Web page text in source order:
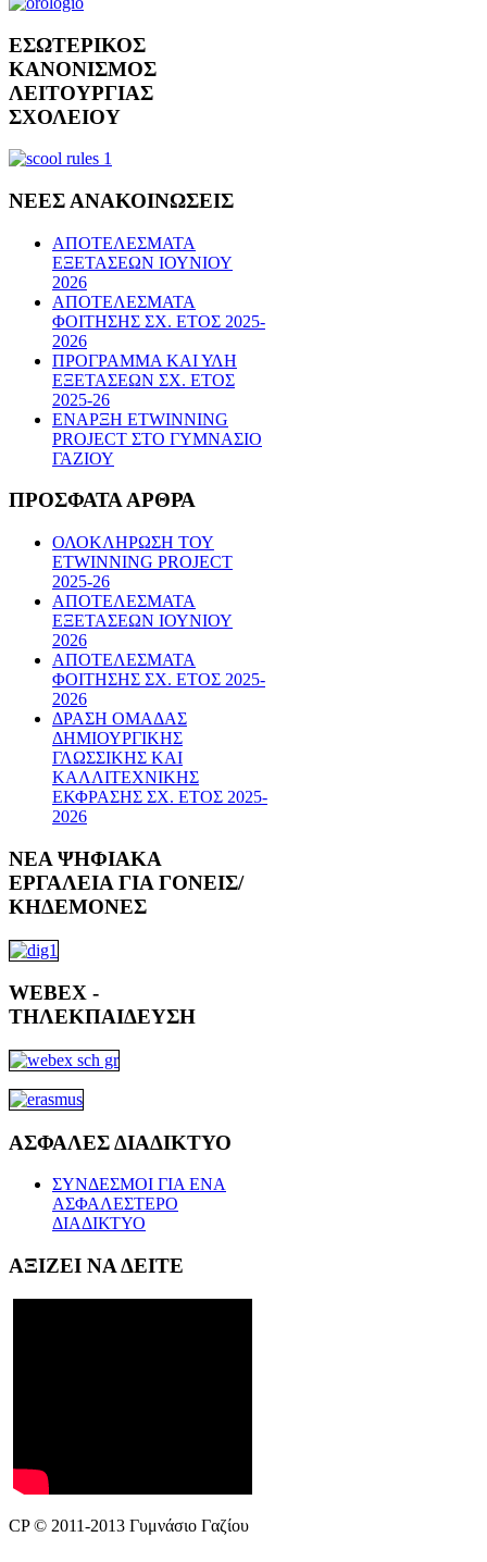
ΕΣΩΤΕΡΙΚΟΣ
ΚΑΝΟΝΙΣΜΟΣ
ΛΕΙΤΟΥΡΓΙΑΣ
ΣΧΟΛΕΙΟΥ
ΝΕΕΣ ΑΝΑΚΟΙΝΩΣΕΙΣ
ΑΠΟΤΕΛΕΣΜΑΤΑ
ΕΞΕΤΑΣΕΩΝ ΙΟΥΝΙΟΥ
2026
ΑΠΟΤΕΛΕΣΜΑΤΑ
ΦΟΙΤΗΣΗΣ ΣΧ. ΕΤΟΣ 2025-
2026
ΠΡΟΓΡΑΜΜΑ ΚΑΙ ΥΛΗ
ΕΞΕΤΑΣΕΩΝ ΣΧ. ΕΤΟΣ
2025-26
ΕΝΑΡΞΗ ETWINNING
PROJECT ΣΤΟ ΓΥΜΝΑΣΙΟ
ΓΑΖΙΟΥ
ΠΡΟΣΦΑΤΑΑΡΘΡΑ
ΟΛΟΚΛΗΡΩΣΗ ΤΟΥ
ETWINNING PROJECT
2025-26
ΑΠΟΤΕΛΕΣΜΑΤΑ
ΕΞΕΤΑΣΕΩΝ ΙΟΥΝΙΟΥ
2026
ΑΠΟΤΕΛΕΣΜΑΤΑ
ΦΟΙΤΗΣΗΣ ΣΧ. ΕΤΟΣ 2025-
2026
ΔΡΑΣΗ ΟΜΑΔΑΣ
ΔΗΜΙΟΥΡΓΙΚΗΣ
ΓΛΩΣΣΙΚΗΣ ΚΑΙ
ΚΑΛΛΙΤΕΧΝΙΚΗΣ
ΕΚΦΡΑΣΗΣ ΣΧ. ΕΤΟΣ 2025-
2026
ΝΕΑ ΨΗΦΙΑΚΑ
ΕΡΓΑΛΕΙΑ ΓΙΑ ΓΟΝΕΙΣ/
ΚΗΔΕΜΟΝΕΣ
WEBEX -
ΤΗΛΕΚΠΑΙΔΕΥΣΗ
ΑΣΦΑΛΕΣΔΙΑΔΙΚΤΥΟ
ΣΥΝΔΕΣΜΟΙ ΓΙΑ ΕΝΑ
ΑΣΦΑΛΕΣΤΕΡΟ
ΔΙΑΔΙΚΤΥΟ
ΑΞΙΖΕΙ ΝΑ ΔΕΙΤΕ
CP © 2011-2013 Γυμνάσιο Γαζίου